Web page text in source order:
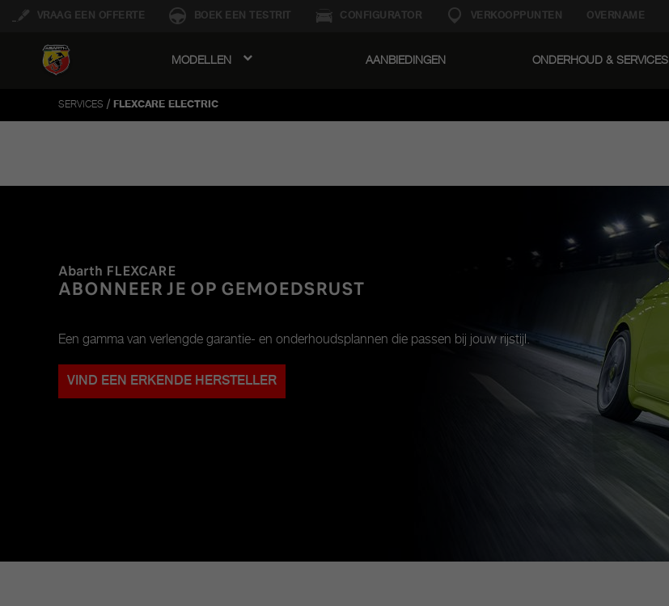
VRAAG EEN OFFERTE BOEK EEN TESTRIT CONFIGURATOR VERKOOPPUNTEN OVERNAME
MODELLEN AANBIEDINGEN ONDERHOUD & SERVICES​
SERVICES / FLEXCARE ELECTRIC
Abarth FLEXCARE
ABONNEER JE OP GEMOEDSRUST
Een gamma van verlengde garantie- en onderhoudsplannen die passen bij jouw rijstijl.
VIND EEN ERKENDE HERSTELLER